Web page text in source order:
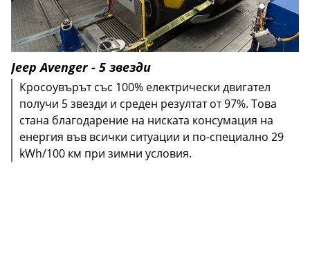
Jeep Avenger - 5 звезди
Кросоувърът със 100% електрически двигател
получи 5 звезди и среден резултат от 97%. Това
стана благодарение на ниската консумация на
енергия във всички ситуации и по-специално 29
kWh/100 км при зимни условия.